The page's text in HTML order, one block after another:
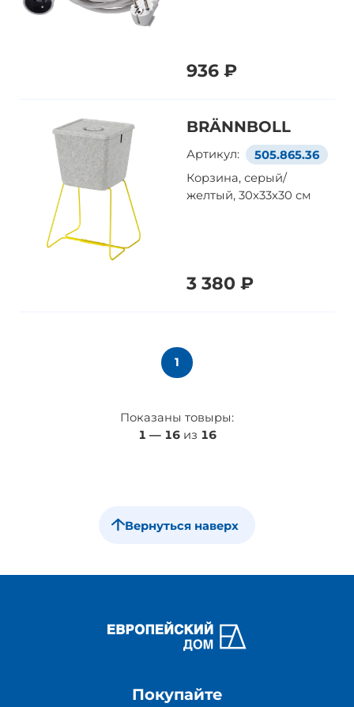
936 ₽
BRÄNNBOLL
Артикул:
505.865.36
Корзина, серый/
желтый, 30x33x30 см
3 380 ₽
Показаны товыры:
1 — 16из 16
1
Вернуться наверх
Покупайте